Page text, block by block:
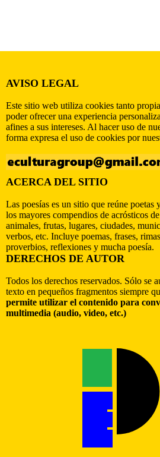
AVISO LEGAL
Este sitio web utiliza cookies tanto
poder ofrecer una experiencia
afines a sus intereses. Al hacer uso de
forma expresa el uso de cookies por
ACERCA DEL SITIO
Las poesías es un sitio que reúne poetas
los mayores compendios de acrósticos
animales, frutas, lugares, ciudades,
verbos, etc. Incluye poemas, frases,
proverbios, reflexiones y mucha poesía.
DERECHOS DE AUTOR
Todos los derechos reservados. Sólo se
texto en pequeños fragmentos siempre
permite utilizar el contenido para
multimedia (audio, video, etc.)